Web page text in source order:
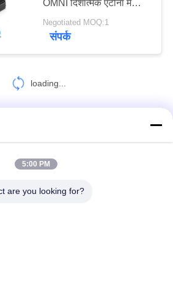
OMNI दिशात्मक एंटीना में
निर्मित;
Negotiated MOQ:1
संपर्क
loading...
5:00 PM
are you looking for?